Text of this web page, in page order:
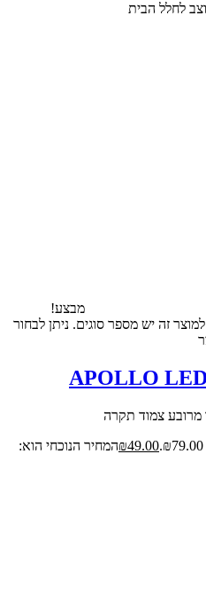
מבצע!
למוצר זה יש מספר סוגים. ניתן לבחור
₪49.00
המחיר הנוכחי הוא: